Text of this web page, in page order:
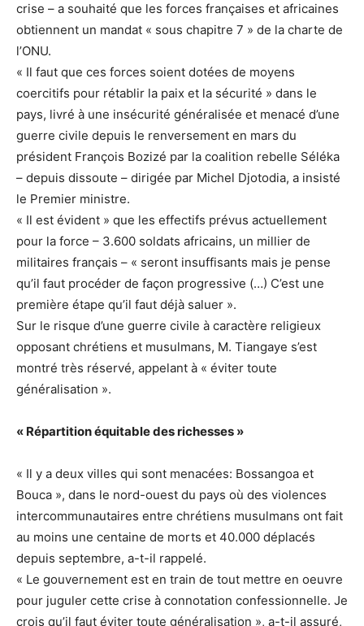
crise – a souhaité que les forces françaises et africaines
obtiennent un mandat « sous chapitre 7 » de la charte de
l’ONU.
« Il faut que ces forces soient dotées de moyens
coercitifs pour rétablir la paix et la sécurité » dans le
pays, livré à une insécurité généralisée et menacé d’une
guerre civile depuis le renversement en mars du
président François Bozizé par la coalition rebelle Séléka
– depuis dissoute – dirigée par Michel Djotodia, a insisté
le Premier ministre.
« Il est évident » que les effectifs prévus actuellement
pour la force – 3.600 soldats africains, un millier de
militaires français – « seront insuffisants mais je pense
qu’il faut procéder de façon progressive (…) C’est une
première étape qu’il faut déjà saluer ».
Sur le risque d’une guerre civile à caractère religieux
opposant chrétiens et musulmans, M. Tiangaye s’est
montré très réservé, appelant à « éviter toute
généralisation ».
« Répartition équitable des richesses »
« Il y a deux villes qui sont menacées: Bossangoa et
Bouca », dans le nord-ouest du pays où des violences
intercommunautaires entre chrétiens musulmans ont fait
au moins une centaine de morts et 40.000 déplacés
depuis septembre, a-t-il rappelé.
« Le gouvernement est en train de tout mettre en oeuvre
pour juguler cette crise à connotation confessionnelle. Je
crois qu’il faut éviter toute généralisation », a-t-il assuré,